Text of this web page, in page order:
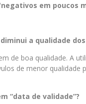
em poucos
a qualidade
de boa qualidade. A
de menor qualidade
“data de validade”?